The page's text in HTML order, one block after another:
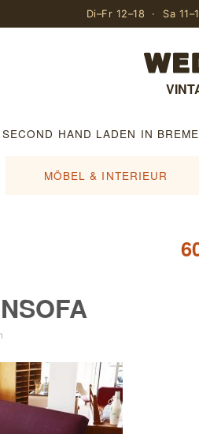
Di–Fr 12–18 · Sa
SECOND HAND LADEN IN
MÖBEL & INTERIEUR